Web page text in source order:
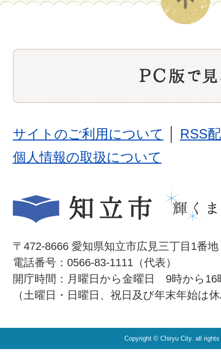
サイトのご利用について
RSS
個人情報の取扱について
〒472-8666 愛知県知立市広見三丁目1番地
電話番号：0566-83-1111（代表）
開庁時間：月曜日から金曜日 9時から16
（土曜日・日曜日、祝日及び年末年始は
Copyright © Chiryu City. all rights